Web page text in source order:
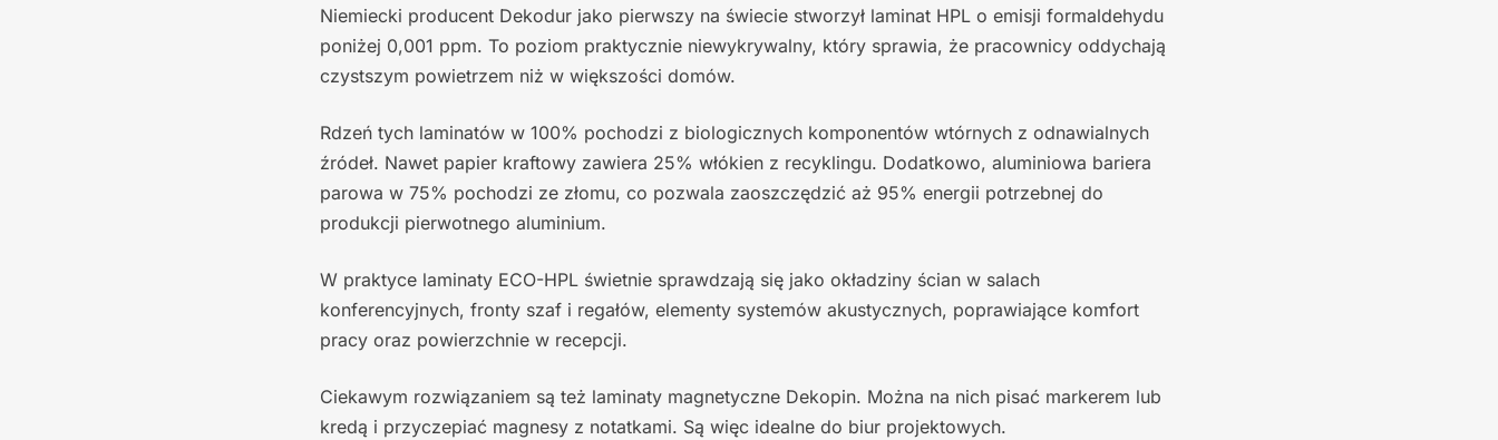
Niemiecki producent Dekodur jako pierwszy na świecie stworzył laminat HPL o emisji formaldehydu
poniżej 0,001 ppm. To poziom praktycznie niewykrywalny, który sprawia, że pracownicy oddychają
czystszym powietrzem niż w większości domów.
Rdzeń tych laminatów w 100% pochodzi z biologicznych komponentów wtórnych z odnawialnych
źródeł. Nawet papier kraftowy zawiera 25% włókien z recyklingu. Dodatkowo, aluminiowa bariera
parowa w 75% pochodzi ze złomu, co pozwala zaoszczędzić aż 95% energii potrzebnej do
produkcji pierwotnego aluminium.
W praktyce laminaty ECO-HPL świetnie sprawdzają się jako okładziny ścian w salach
konferencyjnych, fronty szaf i regałów, elementy systemów akustycznych, poprawiające komfort
pracy oraz powierzchnie w recepcji.
Ciekawym rozwiązaniem są też laminaty magnetyczne Dekopin. Można na nich pisać markerem lub
kredą i przyczepiać magnesy z notatkami. Są więc idealne do biur projektowych.